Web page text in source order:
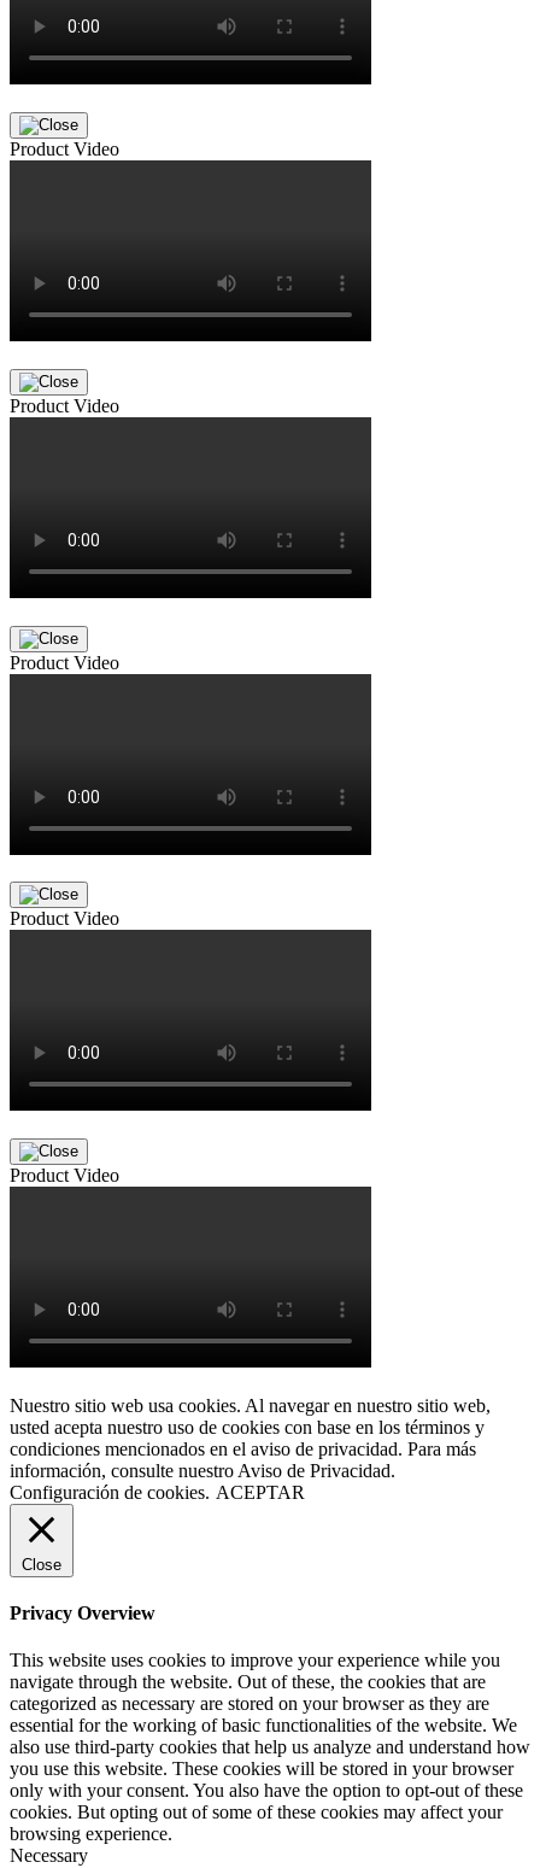
Product Video
Product Video
Product Video
Product Video
Product Video
Nuestro sitio web usa cookies. Al navegar en nuestro sitio web,
usted acepta nuestro uso de cookies con base en los términos y
condiciones mencionados en el aviso de privacidad. Para más
información, consulte nuestro Aviso de Privacidad.
Configuración de cookies. ACEPTAR
Close
Privacy Overview
This website uses cookies to improve your experience while you
navigate through the website. Out of these, the cookies that are
categorized as necessary are stored on your browser as they are
essential for the working of basic functionalities of the website. We
also use third-party cookies that help us analyze and understand how
you use this website. These cookies will be stored in your browser
only with your consent. You also have the option to opt-out of these
cookies. But opting out of some of these cookies may affect your
browsing experience.
Necessary